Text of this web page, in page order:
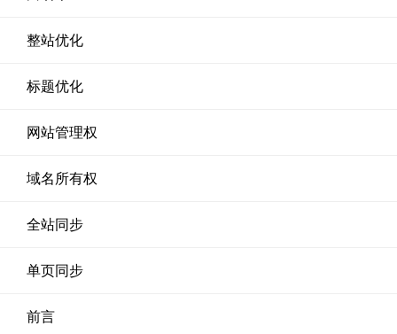
整站优化
标题优化
网站管理权
域名所有权
全站同步
单页同步
前言